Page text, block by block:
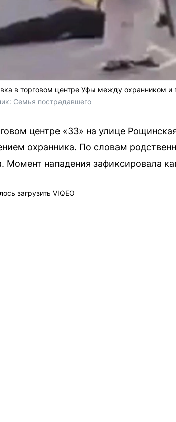
в торговом центре Уфы между охранником и
Семья пострадавшего
центре «33» на улице
охранника. По словам
Момент нападения зафиксировала
загрузить VIQEO